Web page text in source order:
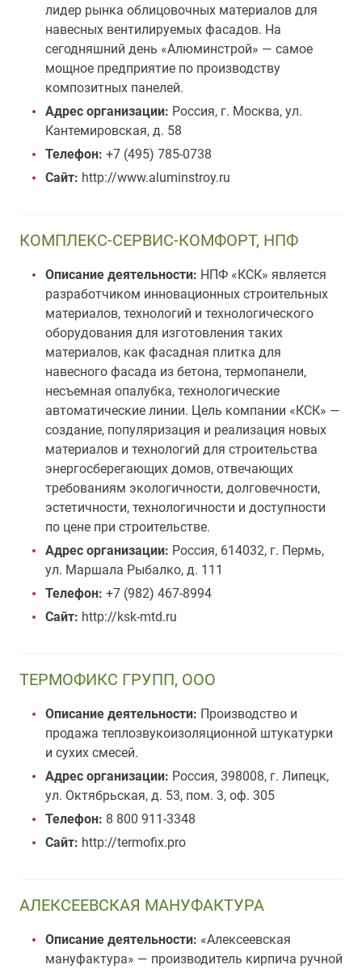
лидер рынка облицовочных материалов для
навесных вентилируемых фасадов. На
сегодняшний день «Алюминстрой» — самое
мощное предприятие по производству
композитных панелей.
Адрес организации: Россия, г. Москва, ул.
Кантемировская, д. 58
Телефон: +7 (495) 785-0738
Сайт: http://www.aluminstroy.ru
КОМПЛЕКС-СЕРВИС-КОМФОРТ, НПФ
Описание деятельности: НПФ «КСК» является
разработчиком инновационных строительных
материалов, технологий и технологического
оборудования для изготовления таких
материалов, как фасадная плитка для
навесного фасада из бетона, термопанели,
несъемная опалубка, технологические
автоматические линии. Цель компании «КСК» —
создание, популяризация и реализация новых
материалов и технологий для строительства
энергосберегающих домов, отвечающих
требованиям экологичности, долговечности,
эстетичности, технологичности и доступности
по цене при строительстве.
Адрес организации: Россия, 614032, г. Пермь,
ул. Маршала Рыбалко, д. 111
Телефон: +7 (982) 467-8994
Сайт: http://ksk-mtd.ru
ТЕРМОФИКС ГРУПП, ООО
Описание деятельности: Производство и
продажа теплозвукоизоляционной штукатурки
и сухих смесей.
Адрес организации: Россия, 398008, г. Липецк,
ул. Октябрьская, д. 53, пом. 3, оф. 305
Телефон: 8 800 911-3348
Сайт: http://termofix.pro
АЛЕКСЕЕВСКАЯ МАНУФАКТУРА
Описание деятельности: «Алексеевская
мануфактура» — производитель кирпича ручной